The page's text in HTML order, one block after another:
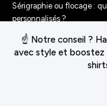
☝️ Notre conseil ?
avec style et boostez
Sérigraphie ou flocage :
personnalisés ?
Comment personnaliser
Le Festival Chasseur
Événement Unique